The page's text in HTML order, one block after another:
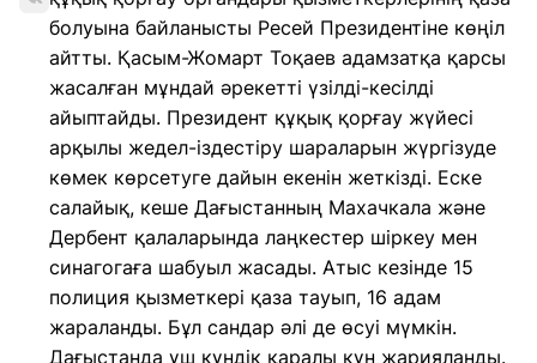
болуына байланысты Ресей Президентіне көңіл
айтты. Қасым-Жомарт Тоқаев адамзатқа қарсы
жасалған мұндай әрекетті үзілді-кесілді
айыптайды. Президент құқық қорғау жүйесі
арқылы жедел-іздестіру шараларын жүргізуде
көмек көрсетуге дайын екенін жеткізді. Еске
салайық, кеше Дағыстанның Махачкала және
Дербент қалаларында лаңкестер шіркеу мен
синагогаға шабуыл жасады. Атыс кезінде 15
полиция қызметкері қаза тауып, 16 адам
жараланды. Бұл сандар әлі де өсуі мүмкін.
Дағыстанда үш күндік қаралы күн жарияланды.